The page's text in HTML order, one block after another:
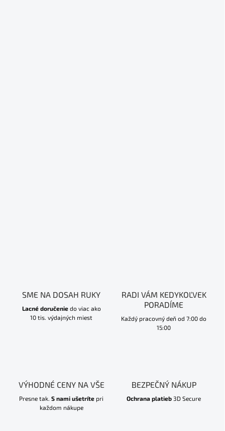
SME NA DOSAH RUKY
Lacné doručeniedo viac ako
10 tis. výdajných miest
RADI VÁM KEDYKOĽVEK
PORADÍME
Každý pracovný deň od 7:00 do
15:00
VÝHODNÉ CENY NA VŠE
Presne tak. S nami ušetríte pri
každom nákupe
BEZPEČNÝ NÁKUP
Ochrana platieb 3D Secure